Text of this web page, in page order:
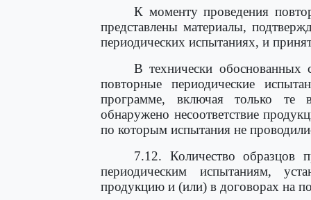
К моменту проведения
представлены материалы,
периодических испытаниях, и
В технически обоснованных
повторные периодические
программе, включая только те
обнаружено несоответствие
по которым испытания не
7.12. Количество образцов
периодическим испытаниям,
продукцию и (или) в договорах на